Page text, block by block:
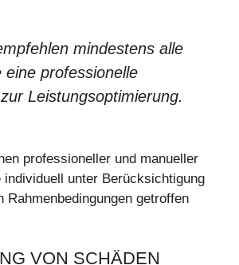
mindestens alle
eine professionelle
Leistungsoptimierung.
professioneller und manueller
individuell unter Berücksichtigung
Rahmenbedingungen getroffen
VON SCHÄDEN